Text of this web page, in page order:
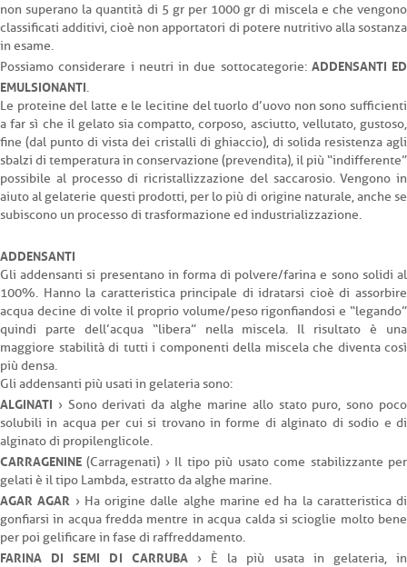
non superano la quantità di 5 gr per 1000 gr di miscela e che vengono
classificati additivi, cioè non apportatori di potere nutritivo alla sostanza
in esame.
Possiamo considerare i neutri in due sottocategorie: ADDENSANTI ED
EMULSIONANTI.
Le proteine del latte e le lecitine del tuorlo d’uovo non sono sufficienti
a far sì che il gelato sia compatto, corposo, asciutto, vellutato, gustoso,
fine (dal punto di vista dei cristalli di ghiaccio), di solida resistenza agli
sbalzi di temperatura in conservazione (prevendita), il più “indifferente”
possibile al processo di ricristallizzazione del saccarosio. Vengono in
aiuto al gelaterie questi prodotti, per lo più di origine naturale, anche se
subiscono un processo di trasformazione ed industrializzazione.
ADDENSANTI
Gli addensanti si presentano in forma di polvere/farina e sono solidi al
100%. Hanno la caratteristica principale di idratarsi cioè di assorbire
acqua decine di volte il proprio volume/peso rigonfiandosi e “legando”
quindi parte dell’acqua “libera” nella miscela. Il risultato è una
maggiore stabilità di tutti i componenti della miscela che diventa così
più densa.
Gli addensanti più usati in gelateria sono:
ALGINATI › Sono derivati da alghe marine allo stato puro, sono poco
solubili in acqua per cui si trovano in forme di alginato di sodio e di
alginato di propilenglicole.
CARRAGENINE (Carragenati) › Il tipo più usato come stabilizzante per
gelati è il tipo Lambda, estratto da alghe marine.
AGAR AGAR › Ha origine dalle alghe marine ed ha la caratteristica di
gonfiarsi in acqua fredda mentre in acqua calda si scioglie molto bene
per poi gelificare in fase di raffreddamento.
FARINA DI SEMI DI CARRUBA› È la più usata in gelateria, in